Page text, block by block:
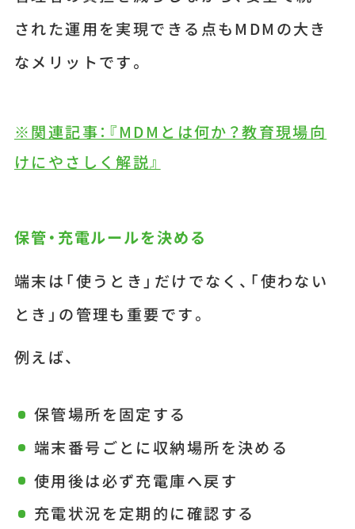
された運用を実現できる点もMDMの大き
なメリットです。
※関連記事：『MDMとは何か？教育現場向
けにやさしく解説』
保管・充電ルールを決める
端末は「使うとき」だけでなく、「使わない
とき」の管理も重要です。
例えば、
保管場所を固定する
端末番号ごとに収納場所を決める
使用後は必ず充電庫へ戻す
充電状況を定期的に確認する